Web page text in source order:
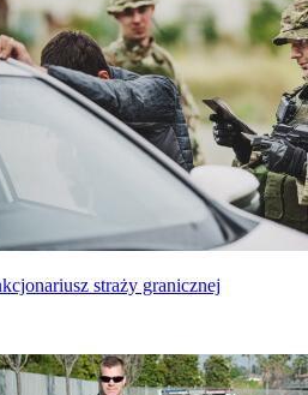
straży granicznej